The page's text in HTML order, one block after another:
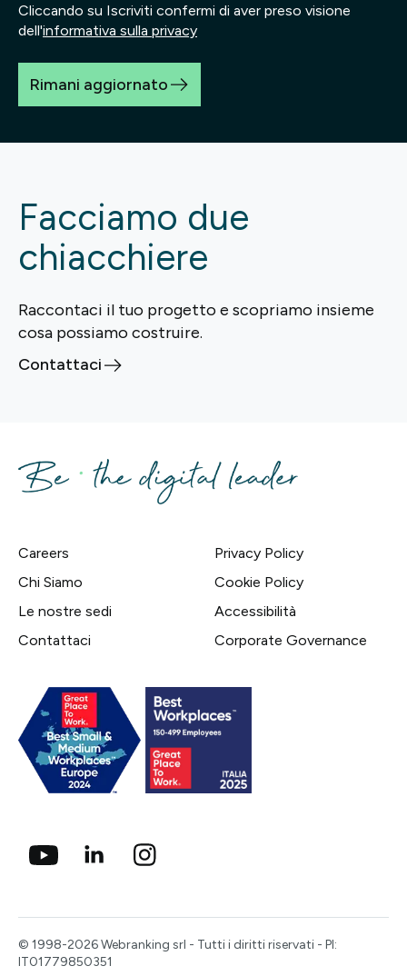
Cliccando su Iscriviti confermi di aver preso visione
dell'informativa sulla privacy
Rimani aggiornato
Facciamo due
chiacchiere
Raccontaci il tuo progetto e scopriamo insieme
cosa possiamo costruire.
Contattaci
Careers
Chi Siamo
Le nostre sedi
Contattaci
Privacy Policy
Cookie Policy
Accessibilità
Corporate Governance
© 1998-2026 Webranking srl - Tutti i diritti riservati - PI:
IT01779850351